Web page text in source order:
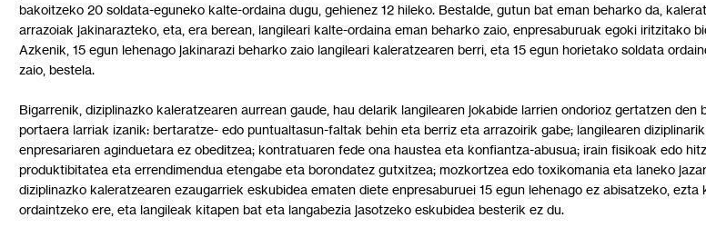
bakoitzeko 20 soldata-eguneko kalte-ordaina dugu, gehienez 12 hileko. Bestalde, gutun bat eman beharko da,
arrazoiak jakinarazteko, eta, era berean, langileari kalte-ordaina eman beharko zaio, enpresaburuak egoki iritzitako
Azkenik, 15 egun lehenago jakinarazi beharko zaio langileari kaleratzearen berri, eta 15 egun horietako soldata
zaio, bestela.
Bigarrenik, diziplinazko kaleratzearen aurrean gaude, hau delarik langilearen jokabide larrien ondorioz gertatzen den
portaera larriak izanik: bertaratze- edo puntualtasun-faltak behin eta berriz eta arrazoirik gabe; langilearen
enpresariaren aginduetara ez obeditzea; kontratuaren fede ona haustea eta konfiantza-abusua; irain fisikoak edo
produktibitatea eta errendimendua etengabe eta borondatez gutxitzea; mozkortzea edo toxikomania eta laneko
diziplinazko kaleratzearen ezaugarriek eskubidea ematen diete enpresaburuei 15 egun lehenago ez abisatzeko, ezta
ordaintzeko ere, eta langileak kitapen bat eta langabezia jasotzeko eskubidea besterik ez du.